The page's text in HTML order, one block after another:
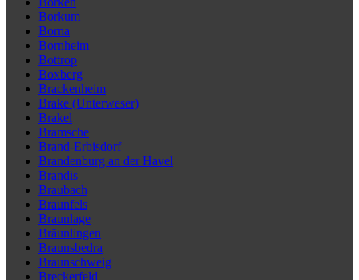
Borkum
Borna
Bornheim
Bottrop
Boxberg
Brackenheim
Brake (Unterweser)
Brakel
Bramsche
Brand-Erbisdorf
Brandenburg an der Havel
Brandis
Braubach
Braunfels
Braunlage
Bräunlingen
Braunsbedra
Braunschweig
Breckerfeld